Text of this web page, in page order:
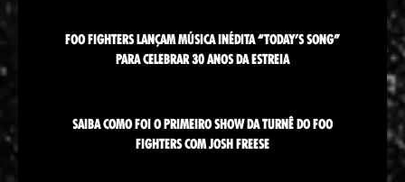
FOO FIGHTERS LANÇAM MÚSICA INÉDITA “TODAY’S SONG”
PARA CELEBRAR 30 ANOS DA ESTREIA
SAIBA COMO FOI O PRIMEIRO SHOW DA TURNÊ DO FOO
FIGHTERS COM JOSH FREESE